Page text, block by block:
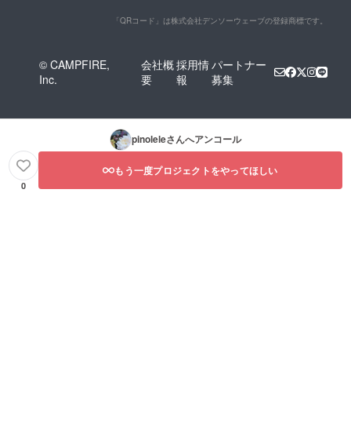
「QRコード」は株式会社デンソーウェーブの登録商標です。
© CAMPFIRE,
Inc.
会社概
要
採用情
報
パートナー
募集
pinoleleさんへアンコール
0
もう一度プロジェクトをやってほしい